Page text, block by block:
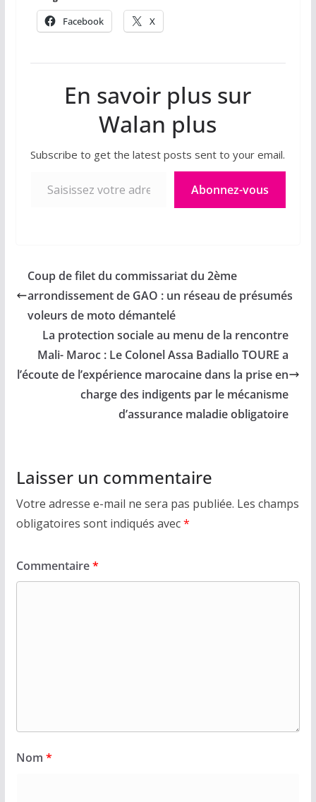
Facebook X
En savoir plus sur
Walan plus
Subscribe to get the latest posts sent to your email.
Abonnez-vous
Coup de filet du commissariat du 2ème
arrondissement de GAO : un réseau de présumés
voleurs de moto démantelé
La protection sociale au menu de la rencontre
Mali- Maroc : Le Colonel Assa Badiallo TOURE a
l’écoute de l’expérience marocaine dans la prise en
charge des indigents par le mécanisme
d’assurance maladie obligatoire
Laisser un commentaire
Votre adresse e-mail ne sera pas publiée. Les champs
obligatoires sont indiqués avec*
Commentaire*
Nom *